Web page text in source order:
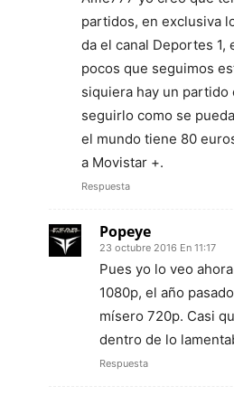
partidos, en exclusiva
da el canal Deportes 1,
pocos que seguimos
siquiera hay un partido
seguirlo como se
el mundo tiene 80
a Movistar +.
Respuesta
Popeye
23 octubre 2016 En 11:17
Pues yo lo veo
1080p, el año
mísero 720p. Casi
dentro de lo
Respuesta